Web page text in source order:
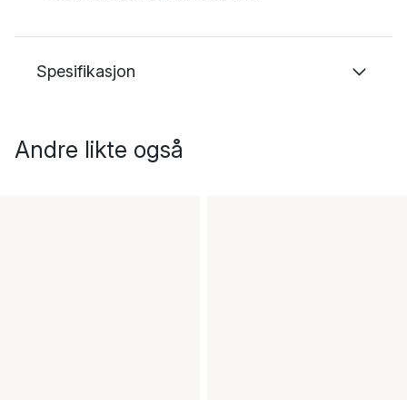
Spesifikasjon
Andre likte også